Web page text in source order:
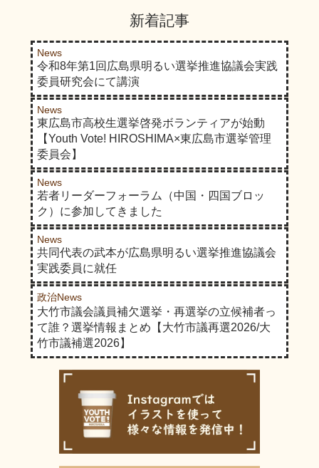
2025年8月31日に、広島県議会議員広島
市安佐北区選挙区補欠選挙の情報記事を
追加しました。
2025年9月22日に、広島県知事選挙の情
報記事を追加しました。
2025年10月5日に、呉市議会議員補欠選
挙の情報を追加しました。また、同日に
開票が行われた江田島市議会議員選挙の
結果を追加しました。
2025年11月25日に、広島県知事選挙及
び広島県議会議員広島市安佐北区補欠選
2025年12月4日に、竹原市長選挙の情報
記事を追加しました。
2025年12月14日に、告示日を迎えて確
定した竹原市長選挙の立候補者情報を更
新しました。
新着記事
News
令和8年第1回広島県明るい選挙推進協議会実践
委員研究会にて講演
News
東広島市高校生選挙啓発ボランティアが始動
【Youth Vote! HIROSHIMA×東広島市選挙管理
委員会】
News
若者リーダーフォーラム（中国・四国ブロッ
ク）に参加してきました
News
共同代表の武本が広島県明るい選挙推進協議会
実践委員に就任
政治News
大竹市議会議員補欠選挙・再選挙の立候補者っ
て誰？選挙情報まとめ【大竹市議再選2026/大
竹市議補選2026】